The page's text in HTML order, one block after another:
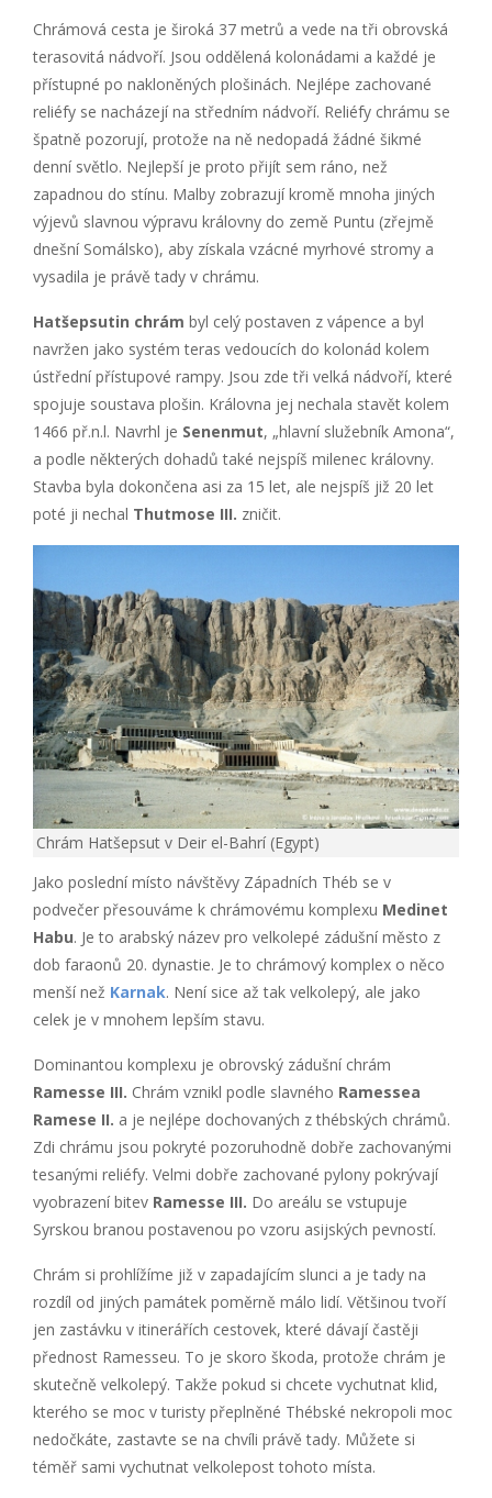
Chrámová cesta je široká 37 metrů a vede na tři obrovská
terasovitá nádvoří. Jsou oddělená kolonádami a každé je
přístupné po nakloněných plošinách. Nejlépe zachované
reliéfy se nacházejí na středním nádvoří. Reliéfy chrámu se
špatně pozorují, protože na ně nedopadá žádné šikmé
denní světlo. Nejlepší je proto přijít sem ráno, než
zapadnou do stínu. Malby zobrazují kromě mnoha jiných
výjevů slavnou výpravu královny do země Puntu (zřejmě
dnešní Somálsko), aby získala vzácné myrhové stromy a
vysadila je právě tady v chrámu.
Hatšepsutin chrám byl celý postaven z vápence a byl
navržen jako systém teras vedoucích do kolonád kolem
ústřední přístupové rampy. Jsou zde tři velká nádvoří, které
spojuje soustava plošin. Královna jej nechala stavět kolem
1466 př.n.l. Navrhl je Senenmut, „hlavní služebník Amona“,
a podle některých dohadů také nejspíš milenec královny.
Stavba byla dokončena asi za 15 let, ale nejspíš již 20 let
poté ji nechal Thutmose III. zničit.
Chrám Hatšepsut v Deir el-Bahrí (Egypt)
Jako poslední místo návštěvy Západních Théb se v
podvečer přesouváme k chrámovému komplexu Medinet
Habu. Je to arabský název pro velkolepé zádušní město z
dob faraonů 20. dynastie. Je to chrámový komplex o něco
menší než Karnak. Není sice až tak velkolepý, ale jako
celek je v mnohem lepším stavu.
Dominantou komplexu je obrovský zádušní chrám
Ramesse III. Chrám vznikl podle slavného Ramessea
Ramese II. a je nejlépe dochovaných z thébských chrámů.
Zdi chrámu jsou pokryté pozoruhodně dobře zachovanými
tesanými reliéfy. Velmi dobře zachované pylony pokrývají
vyobrazení bitev Ramesse III. Do areálu se vstupuje
Syrskou branou postavenou po vzoru asijských pevností.
Chrám si prohlížíme již v zapadajícím slunci a je tady na
rozdíl od jiných památek poměrně málo lidí. Většinou tvoří
jen zastávku v itinerářích cestovek, které dávají častěji
přednost Ramesseu. To je skoro škoda, protože chrám je
skutečně velkolepý. Takže pokud si chcete vychutnat klid,
kterého se moc v turisty přeplněné Thébské nekropoli moc
nedočkáte, zastavte se na chvíli právě tady. Můžete si
téměř sami vychutnat velkolepost tohoto místa.